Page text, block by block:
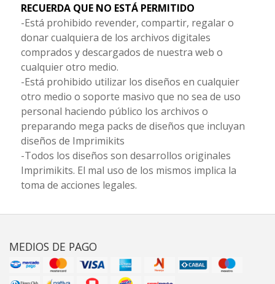
RECUERDA QUE NO ESTÁ PERMITIDO
-Está prohibido revender, compartir, regalar o
donar cualquiera de los archivos digitales
comprados y descargados de nuestra web o
cualquier otro medio.
-Está prohibido utilizar los diseños en cualquier
otro medio o soporte masivo que no sea de uso
personal haciendo público los archivos o
preparando mega packs de diseños que incluyan
diseños de Imprimikits
-Todos los diseños son desarrollos originales
Imprimikits. El mal uso de los mismos implica la
toma de acciones legales.
MEDIOS DE PAGO